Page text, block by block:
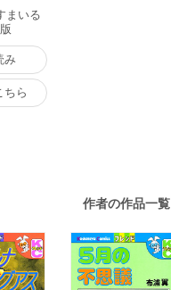
まいる
み
ちら
作者の作品一覧